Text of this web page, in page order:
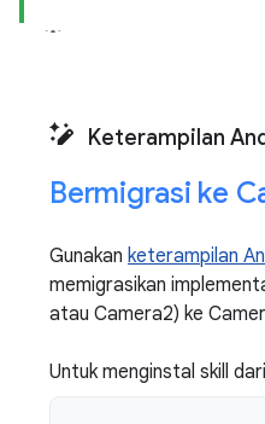
Keterampilan
Bermigrasi ke
Gunakan keterampilan
memigrasikan
atau Camera2) ke
Untuk menginstal skill dari